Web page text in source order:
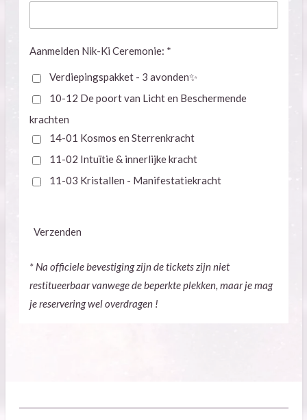
Aanmelden Nik-Ki Ceremonie: *
Verdiepingspakket - 3 avonden✨
10-12 De poort van Licht en Beschermende
krachten
14-01 Kosmos en Sterrenkracht
11-02 Intuïtie & innerlijke kracht
11-03 Kristallen - Manifestatiekracht
Verzenden
* Na officiele bevestiging zijn de tickets zijn niet
restitueerbaar vanwege de beperkte plekken, maar je mag
je reservering wel overdragen !